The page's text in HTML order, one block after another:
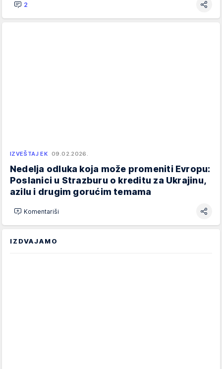
2
IZVEŠTAJ EK 09.02.2026.
Nedelja odluka koja može promeniti Evropu:
Poslanici u Strazburu o kreditu za Ukrajinu,
azilu i drugim gorućim temama
Komentariši
IZDVAJAMO